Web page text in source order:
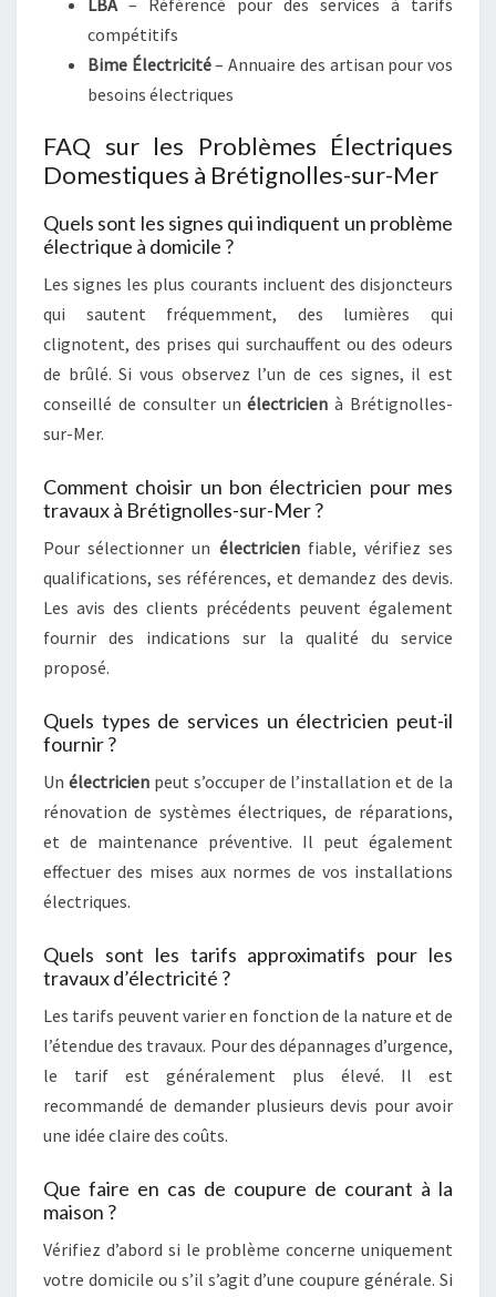
LBA– Référencé pour des services à tarifs
compétitifs
Bime Électricité– Annuaire des artisan pour vos
besoins électriques
FAQ sur les Problèmes Électriques
Domestiques à Brétignolles-sur-Mer
Quels sont les signes qui indiquent un problème
électrique à domicile ?
Les signes les plus courants incluent des disjoncteurs
qui sautent fréquemment, des lumières qui
clignotent, des prises qui surchauffent ou des odeurs
de brûlé. Si vous observez l’un de ces signes, il est
conseillé de consulter unélectricien à Brétignolles-
sur-Mer.
Comment choisir un bon électricien pour mes
travaux à Brétignolles-sur-Mer ?
Pour sélectionner un électricienfiable, vérifiez ses
qualifications, ses références, et demandez des devis.
Les avis des clients précédents peuvent également
fournir des indications sur la qualité du service
proposé.
Quels types de services un électricien peut-il
fournir ?
Un électricienpeut s’occuper de l’installation et de la
rénovation de systèmes électriques, de réparations,
et de maintenance préventive. Il peut également
effectuer des mises aux normes de vos installations
électriques.
Quels sont les tarifs approximatifs pour les
travaux d’électricité ?
Les tarifs peuvent varier en fonction de la nature et de
l’étendue des travaux. Pour des dépannages d’urgence,
le tarif est généralement plus élevé. Il est
recommandé de demander plusieurs devis pour avoir
une idée claire des coûts.
Que faire en cas de coupure de courant à la
maison ?
Vérifiez d’abord si le problème concerne uniquement
votre domicile ou s’il s’agit d’une coupure générale. Si